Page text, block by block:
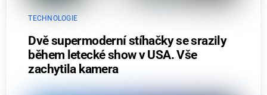
TECHNOLOGIE
Dvě supermoderní stíhačky se srazily
během letecké show v USA. Vše
zachytila kamera